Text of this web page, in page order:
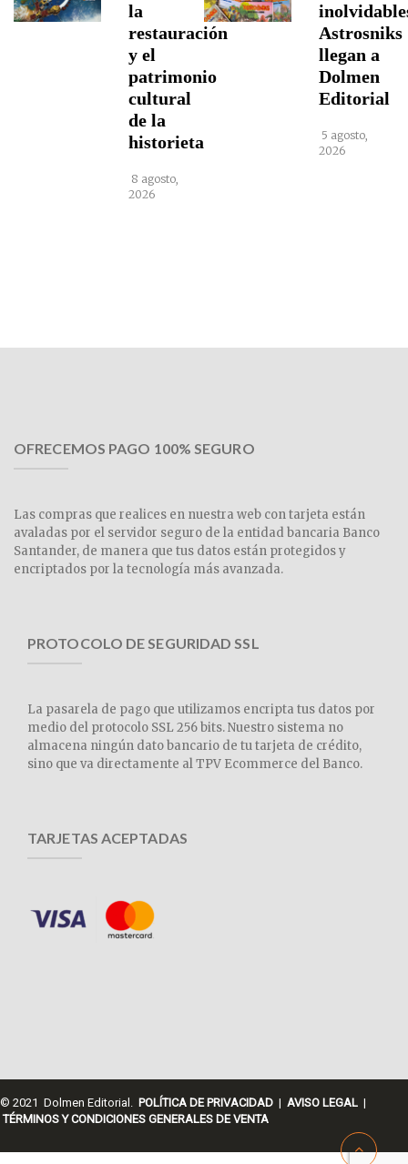
la
restauración
y el
patrimonio
cultural
de la
historieta
8 agosto,
2026
Astrosniks
llegan a
Dolmen
Editorial
5 agosto,
2026
OFRECEMOS PAGO 100% SEGURO
Las compras que realices en nuestra web con tarjeta están
avaladas por el servidor seguro de la entidad bancaria Banco
Santander, de manera que tus datos están protegidos y
encriptados por la tecnología más avanzada.
PROTOCOLO DE SEGURIDAD SSL
La pasarela de pago que utilizamos encripta tus datos por
medio del protocolo SSL 256 bits. Nuestro sistema no
almacena ningún dato bancario de tu tarjeta de crédito,
sino que va directamente al TPV Ecommerce del Banco.
TARJETAS ACEPTADAS
© 2021 Dolmen Editorial. POLÍTICA DE PRIVACIDAD | AVISO LEGAL |
TÉRMINOS Y CONDICIONES GENERALES DE VENTA